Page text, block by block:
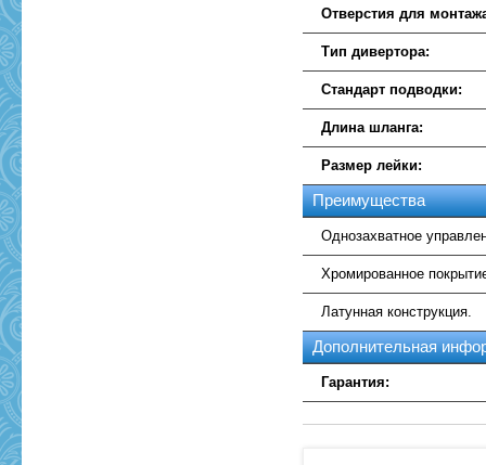
Отверстия для
Тип дивертора:
Стандарт подводки:
Длина шланга:
Размер лейки:
Преимущества
Однозахватное
Хромированное
Латунная конструкция.
Дополнительная
Гарантия: